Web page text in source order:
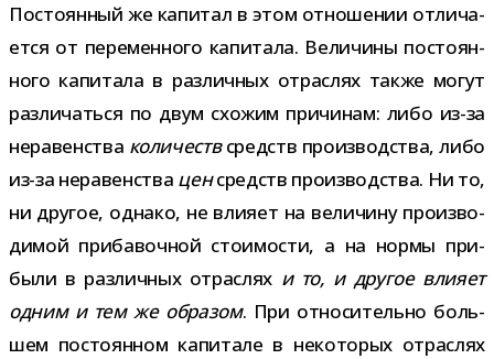
Постоянный же капи­тал в этом отно­ше­нии отли­ча­
ется от пере­мен­ного капи­тала. Величины посто­ян­
ного капи­тала в раз­лич­ных отрас­лях также могут
раз­ли­чаться по двум схо­жим при­чи­нам: либо из-​за
нера­вен­ства коли­чествсредств про­из­вод­ства, либо
из-​за нера­вен­ства ценсредств про­из­вод­ства. Ни то,
ни дру­гое, однако, не вли­яет на вели­чину про­из­во­
ди­мой при­ба­воч­ной сто­и­мо­сти, а на нормы при­
были в раз­лич­ных отрас­лях и то, и дру­гое вли­яет
одним и тем же обра­зом. При отно­си­тельно боль­
шем посто­ян­ном капи­тале в неко­то­рых отрас­лях